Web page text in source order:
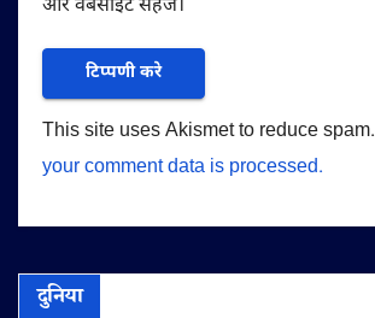
और वेबसाइट सहेजें।
This site uses Akismet to reduce spam.
your comment data is processed.
दुनिया